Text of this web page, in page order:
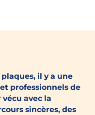
il y a une
professionnels de
avec la
sincères, des